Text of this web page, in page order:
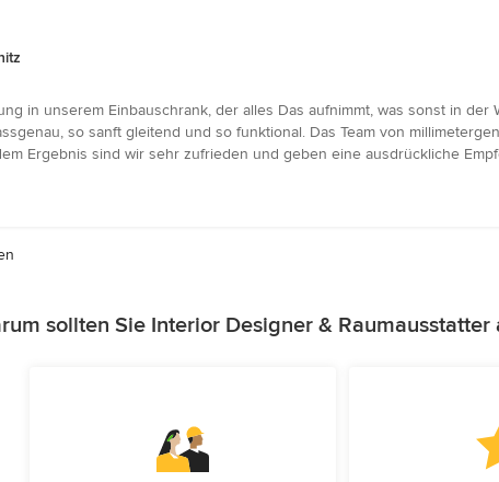
in unserem Einbauschrank, der alles Das aufnimmt, was sonst in
so sanft gleitend und so funktional. Das Team von
Ergebnis sind wir sehr zufrieden und geben eine ausdrückliche
sollten Sie Interior Designer &